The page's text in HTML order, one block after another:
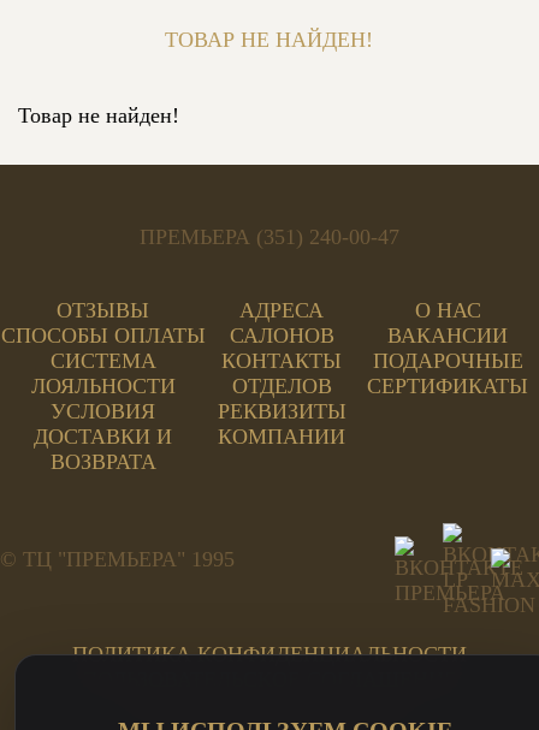
ТОВАР НЕ НАЙДЕН!
Товар не найден!
ПРЕМЬЕРА (351) 240-00-47
ОТЗЫВЫ
СПОСОБЫ ОПЛАТЫ
СИСТЕМА
ЛОЯЛЬНОСТИ
УСЛОВИЯ
ДОСТАВКИ И
ВОЗВРАТА
АДРЕСА
САЛОНОВ
КОНТАКТЫ
ОТДЕЛОВ
РЕКВИЗИТЫ
КОМПАНИИ
О НАС
ВАКАНСИИ
ПОДАРОЧНЫЕ
СЕРТИФИКАТЫ
© ТЦ "ПРЕМЬЕРА" 1995
ПОЛИТИКА КОНФИДЕНЦИАЛЬНОСТИ